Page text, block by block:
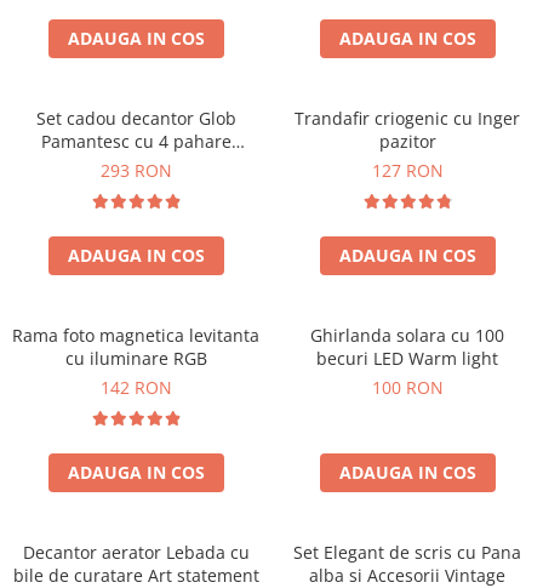
Cadouri Fete
Pentru Copilul din tine
Cadouri de Casa Noua
Cadouri Majorat
Cadouri pentru Nasi
Cadouri pentru Bunici
Cadouri pentru Prieteni
Cel ce are tot
Cadouri Nunta si Cununie civila
Cani si Termosuri
Jocuri si Puzzle
Seturi de caligrafie
Cadouri Sfantul Alexandru
Cadouri Constantin si Elena
Cadouri Sfanta Maria
Cadouri Sfintii Mihail si Gavriil
ADAUGA IN COS ADAUGA IN COS
Set cadou decantor Glob
Pamantesc cu 4 pahare
Deluxe
293 RON
ADAUGA IN COS
Trandafir criogenic cu Inger
pazitor
127 RON
ADAUGA IN COS
Rama foto magnetica levitanta
cu iluminare RGB
142 RON
ADAUGA IN COS
Ghirlanda solara cu 100
becuri LED Warm light
100 RON
ADAUGA IN COS
Decantor aerator Lebada cu
bile de curatare Art statement
Set Elegant de scris cu Pana
alba si Accesorii Vintage